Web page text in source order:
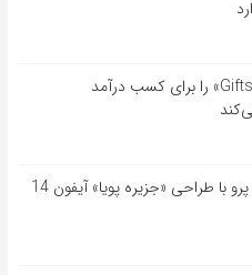
اینستاگرام ابزار جدید «Gifts» را برای کسب درآمد
طرح‌های مفهومی آیپد پرو با طراحی «جزیره پویا» آیفون 14